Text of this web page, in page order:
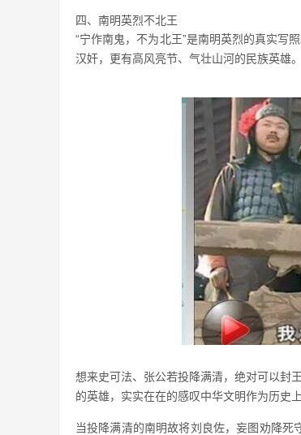
四、南明英烈不北王
“宁作南鬼，不为北王”是南明英烈的真实写
汉奸，更有高风亮节、气壮山河的民族英雄。
想来史可法、张公若投降满清，绝对可以封
的英雄，实实在在的感叹中华文明作为历史
当投降满清的南明故将刘良佐，妄图劝降死